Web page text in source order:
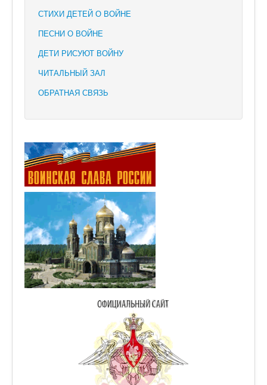
СТИХИ ДЕТЕЙ О ВОЙНЕ
ПЕСНИ О ВОЙНЕ
ДЕТИ РИСУЮТ ВОЙНУ
ЧИТАЛЬНЫЙ ЗАЛ
ОБРАТНАЯ СВЯЗЬ